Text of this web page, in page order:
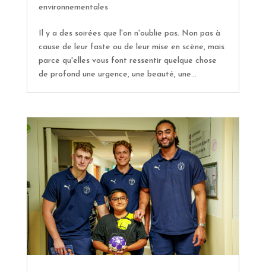
environnementales
Il y a des soirées que l'on n'oublie pas. Non pas à
cause de leur faste ou de leur mise en scène, mais
parce qu'elles vous font ressentir quelque chose
de profond une urgence, une beauté, une...